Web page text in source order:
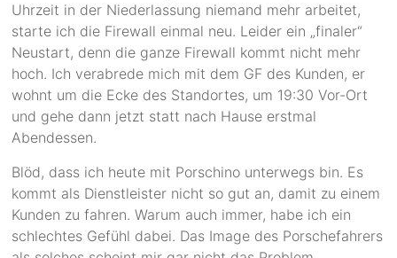
Uhrzeit in der Niederlassung niemand mehr arbeitet,
starte ich die Firewall einmal neu. Leider ein „finaler“
Neustart, denn die ganze Firewall kommt nicht mehr
hoch. Ich verabrede mich mit dem GF des Kunden, er
wohnt um die Ecke des Standortes, um 19:30 Vor-Ort
und gehe dann jetzt statt nach Hause erstmal
Abendessen.
Blöd, dass ich heute mit Porschino unterwegs bin. Es
kommt als Dienstleister nicht so gut an, damit zu einem
Kunden zu fahren. Warum auch immer, habe ich ein
schlechtes Gefühl dabei. Das Image des Porschefahrers